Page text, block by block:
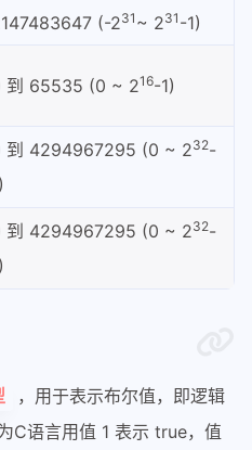
(-231 ~ 231 -1)
到 65535 (0 ~ 216-1)
到 4294967295 (0 ~ 232-
到 4294967295 (0 ~ 232-
，用于表示布尔值，即逻辑
C语言用值 1 表示 true，值